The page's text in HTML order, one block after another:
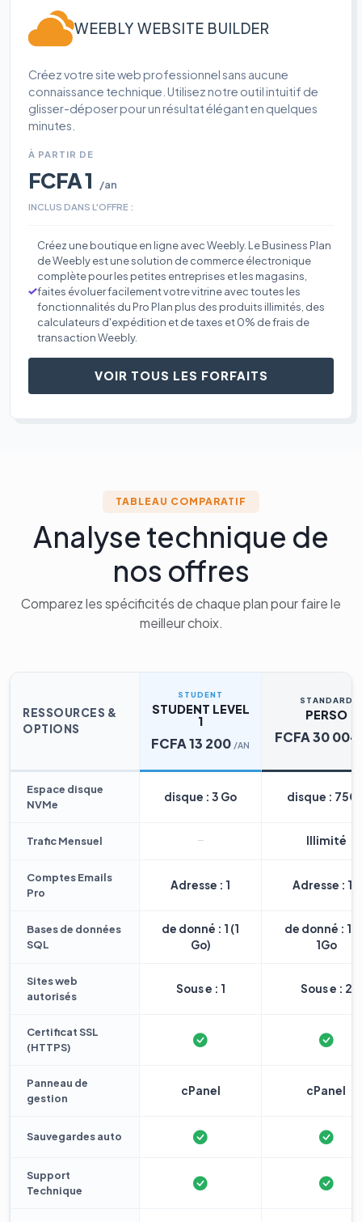
WEEBLY WEBSITE BUILDER
Créez votre site web professionnel sans aucune
connaissance technique. Utilisez notre outil intuitif de
glisser-déposer pour un résultat élégant en quelques
minutes.
À PARTIR DE
FCFA 1 /an
INCLUS DANS L'OFFRE :
Créez une boutique en ligne avec Weebly. Le Business Plan
de Weebly est une solution de commerce électronique
complète pour les petites entreprises et les magasins,
faites évoluer facilement votre vitrine avec toutes les
fonctionnalités du Pro Plan plus des produits illimités, des
calculateurs d'expédition et de taxes et 0% de frais de
transaction Weebly.
VOIR TOUS LES FORFAITS
TABLEAU COMPARATIF
Analyse technique de
nos offres
Comparez les spécificités de chaque plan pour faire le
meilleur choix.
RESSOURCES &
OPTIONS
STUDENT
STUDENT LEVEL
1
FCFA 13 200 /AN
STANDARD
PERSO
FCFA 30 004
Espace disque
NVMe
disque : 3 Go disque :
Trafic Mensuel Illimité
Comptes Emails
Pro
Adresse : 1 Adresse : 10
Bases de données
SQL
de donné : 1 (1
Go)
de donné : 1
1Go
Sites web
autorisés
Sous e : 1 Sous e : 2
Certificat SSL
(HTTPS)
Panneau de
gestion
cPanel cPanel
Sauvegardes auto
Support
Technique